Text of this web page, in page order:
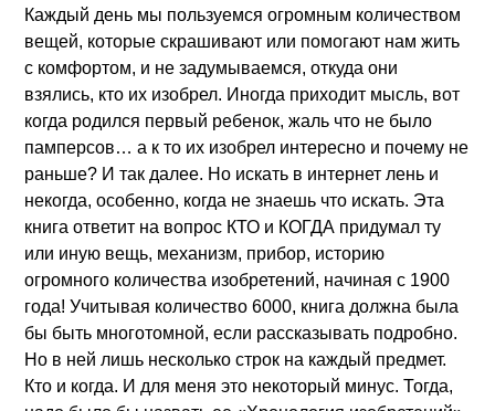
Каждый день мы пользуемся огромным количеством
вещей, которые скрашивают или помогают нам жить
с комфортом, и не задумываемся, откуда они
взялись, кто их изобрел. Иногда приходит мысль, вот
когда родился первый ребенок, жаль что не было
памперсов… а к то их изобрел интересно и почему не
раньше? И так далее. Но искать в интернет лень и
некогда, особенно, когда не знаешь что искать. Эта
книга ответит на вопрос КТО и КОГДА придумал ту
или иную вещь, механизм, прибор, историю
огромного количества изобретений, начиная с 1900
года! Учитывая количество 6000, книга должна была
бы быть многотомной, если рассказывать подробно.
Но в ней лишь несколько строк на каждый предмет.
Кто и когда. И для меня это некоторый минус. Тогда,